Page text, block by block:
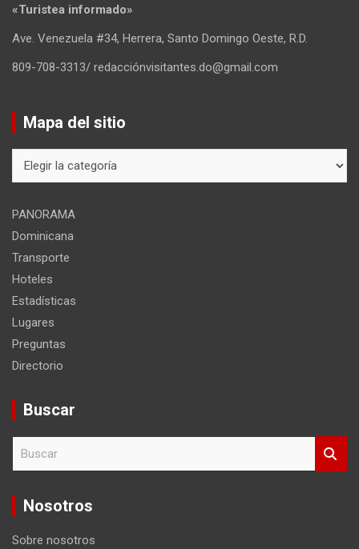
«Turistea informado»
Ave. Venezuela #34, Herrera, Santo Domingo Oeste, R.D.
809-708-3313/ redacciónvisitantes.do@gmail.com
Mapa del sitio
del
PANORAMA
Dominicana
Transporte
Hoteles
Estadísticas
Lugares
Preguntas
Directorio
Buscar
c
Nosotros
Sobre nosotros